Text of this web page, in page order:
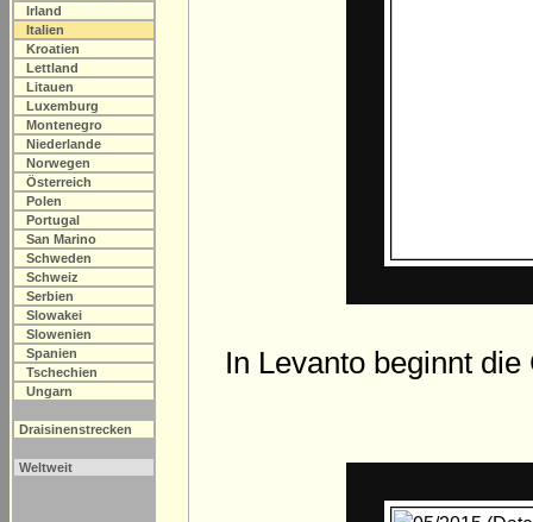
Irland
Italien
Kroatien
Lettland
Litauen
Luxemburg
Montenegro
Niederlande
Norwegen
Österreich
Polen
Portugal
San Marino
Schweden
Schweiz
Serbien
Slowakei
Slowenien
Spanien
Tschechien
Ungarn
Draisinenstrecken
Weltweit
In Levanto beginnt